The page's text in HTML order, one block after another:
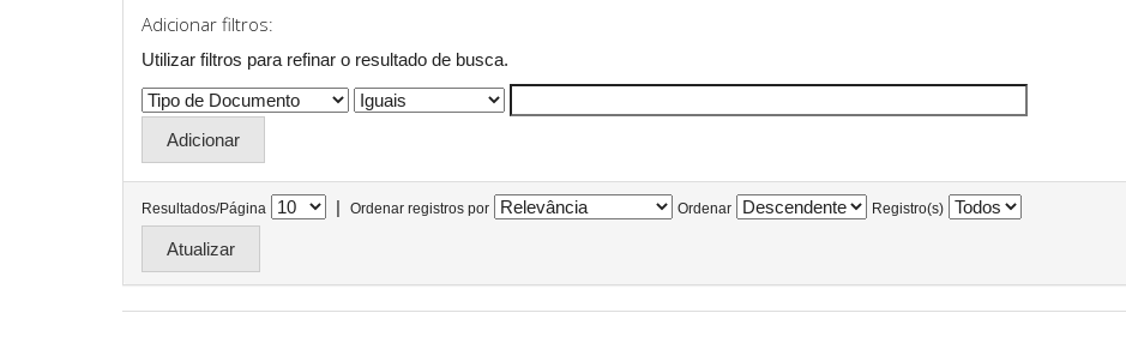
Adicionar filtros:
Utilizar filtros para refinar o resultado de busca.
Resultados/Página | Ordenar registros por Ordenar Registro(s)